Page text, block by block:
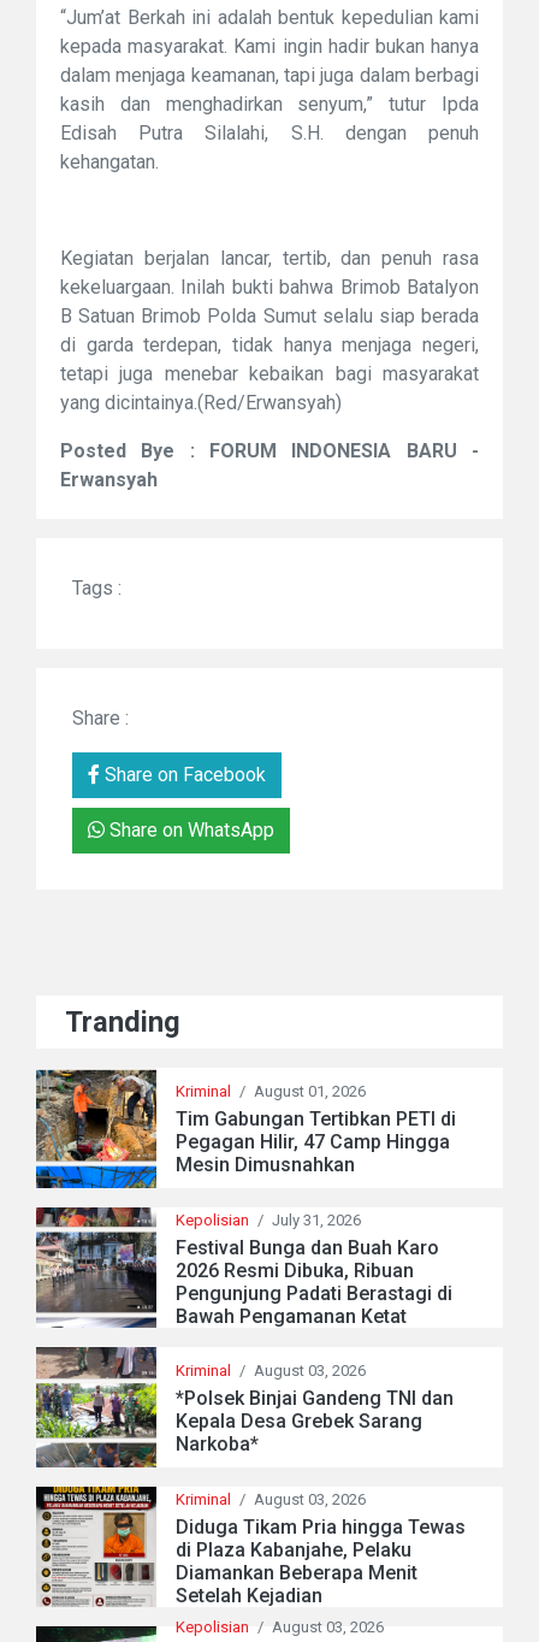
“Jum’at Berkah ini adalah bentuk kepedulian kami
kepada masyarakat. Kami ingin hadir bukan hanya
dalam menjaga keamanan, tapi juga dalam berbagi
kasih dan menghadirkan senyum,” tutur Ipda
Edisah Putra Silalahi, S.H. dengan penuh
kehangatan.
Kegiatan berjalan lancar, tertib, dan penuh rasa
kekeluargaan. Inilah bukti bahwa Brimob Batalyon
B Satuan Brimob Polda Sumut selalu siap berada
di garda terdepan, tidak hanya menjaga negeri,
tetapi juga menebar kebaikan bagi masyarakat
yang dicintainya.(Red/Erwansyah)
Posted Bye : FORUM INDONESIA BARU -
Erwansyah
Tags :
Share :
Share on Facebook
Share on WhatsApp
Tranding
Kriminal / August 01, 2026
Tim Gabungan Tertibkan PETI di
Pegagan Hilir, 47 Camp Hingga
Mesin Dimusnahkan
Kepolisian / July 31, 2026
Festival Bunga dan Buah Karo
2026 Resmi Dibuka, Ribuan
Pengunjung Padati Berastagi di
Bawah Pengamanan Ketat
Kriminal / August 03, 2026
*Polsek Binjai Gandeng TNI dan
Kepala Desa Grebek Sarang
Narkoba*
Kriminal / August 03, 2026
Diduga Tikam Pria hingga Tewas
di Plaza Kabanjahe, Pelaku
Diamankan Beberapa Menit
Setelah Kejadian
Kepolisian / August 03, 2026